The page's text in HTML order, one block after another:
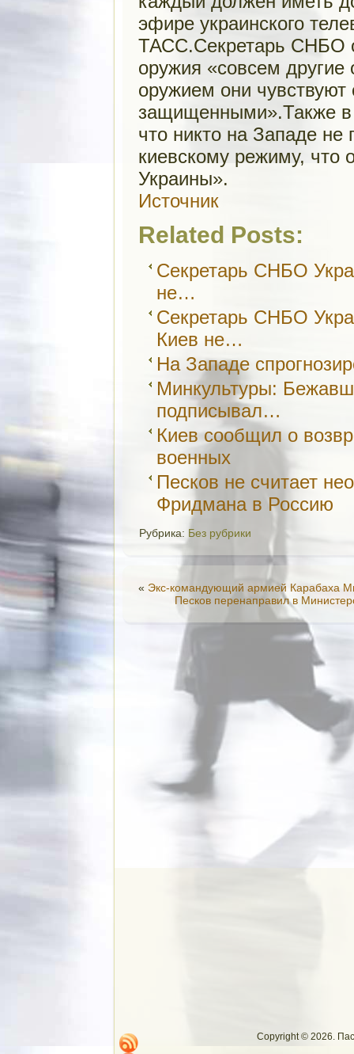
эфире украинского
ТАСС.Секретарь СНБО
оружия «совсем
оружием они чувствуют
защищенными».Также в
что никто на Западе не
киевскому режиму, что
Украины».
Источник
Related Posts:
Секретарь СНБО
не…
Секретарь СНБО
Киев не…
На Западе
Минкультуры:
подписывал…
Киев сообщил о
военных
Песков не считает
Фридмана в Россию
Рубрика: Без рубрики
« Экс-командующий армией Карабаха
Песков перенаправил в
Copyright © 2026.